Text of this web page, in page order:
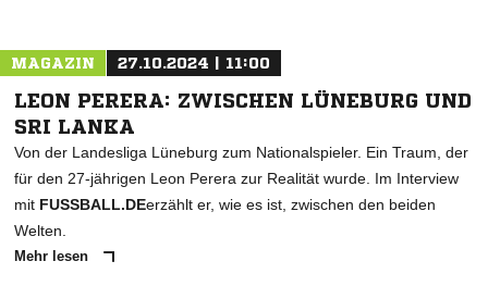
MAGAZIN 27.10.2024 | 11:00
LEON PERERA: ZWISCHEN LÜNEBURG UND
SRI LANKA
Von der Landesliga Lüneburg zum Nationalspieler. Ein Traum, der
für den 27-jährigen Leon Perera zur Realität wurde. Im Interview
mit FUSSBALL.DEerzählt er, wie es ist, zwischen den beiden
Welten.
Mehr lesen